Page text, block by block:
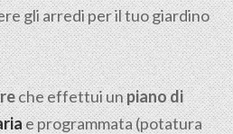
gli arredi per il tuo giardino
che effettui unpiano di
e programmata (potatura